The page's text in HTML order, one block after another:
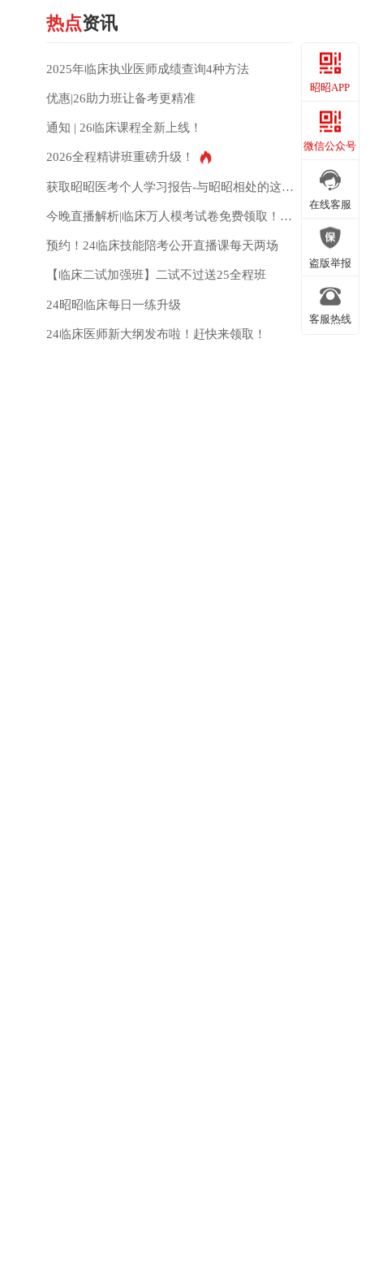
热点资讯
2025年临床执业医师成绩查询4种方法
优惠|26助力班让备考更精准
通知 | 26临床课程全新上线！
2026全程精讲班重磅升级！
获取昭昭医考个人学习报告-与昭昭相处的这些年都记得
今晚直播解析|临床万人模考试卷免费领取！测出你的真实水平！
预约！24临床技能陪考公开直播课每天两场
【临床二试加强班】二试不过送25全程班
24昭昭临床每日一练升级
24临床医师新大纲发布啦！赶快来领取！
昭昭APP
昭昭APP
微信公众号
微信公众号
在线客服
在线客服
盗版举报
盗版举报
客服热线